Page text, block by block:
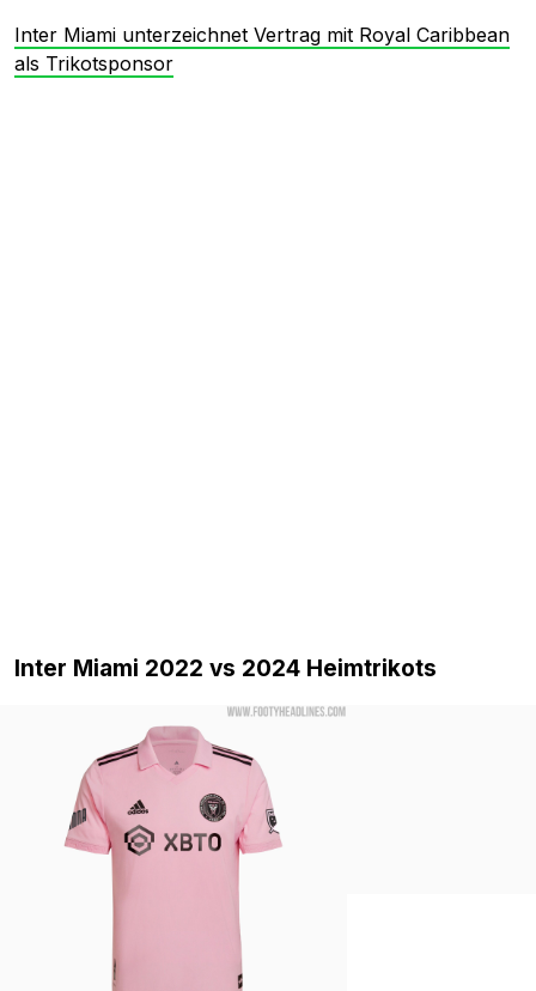
Inter Miami unterzeichnet Vertrag mit Royal Caribbean
als Trikotsponsor
Inter Miami 2022 vs 2024 Heimtrikots